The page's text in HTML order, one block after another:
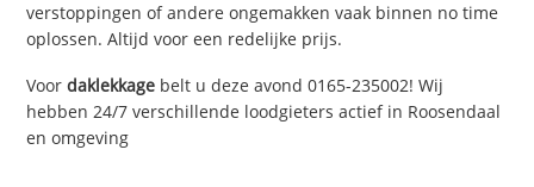
verstoppingen of andere ongemakken vaak binnen no time
oplossen. Altijd voor een redelijke prijs.
Voordaklekkage belt u deze avond 0165-235002! Wij
hebben 24/7 verschillende loodgieters actief in Roosendaal
en omgeving